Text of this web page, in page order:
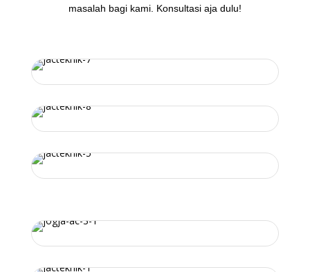
masalah bagi kami. Konsultasi aja dulu!